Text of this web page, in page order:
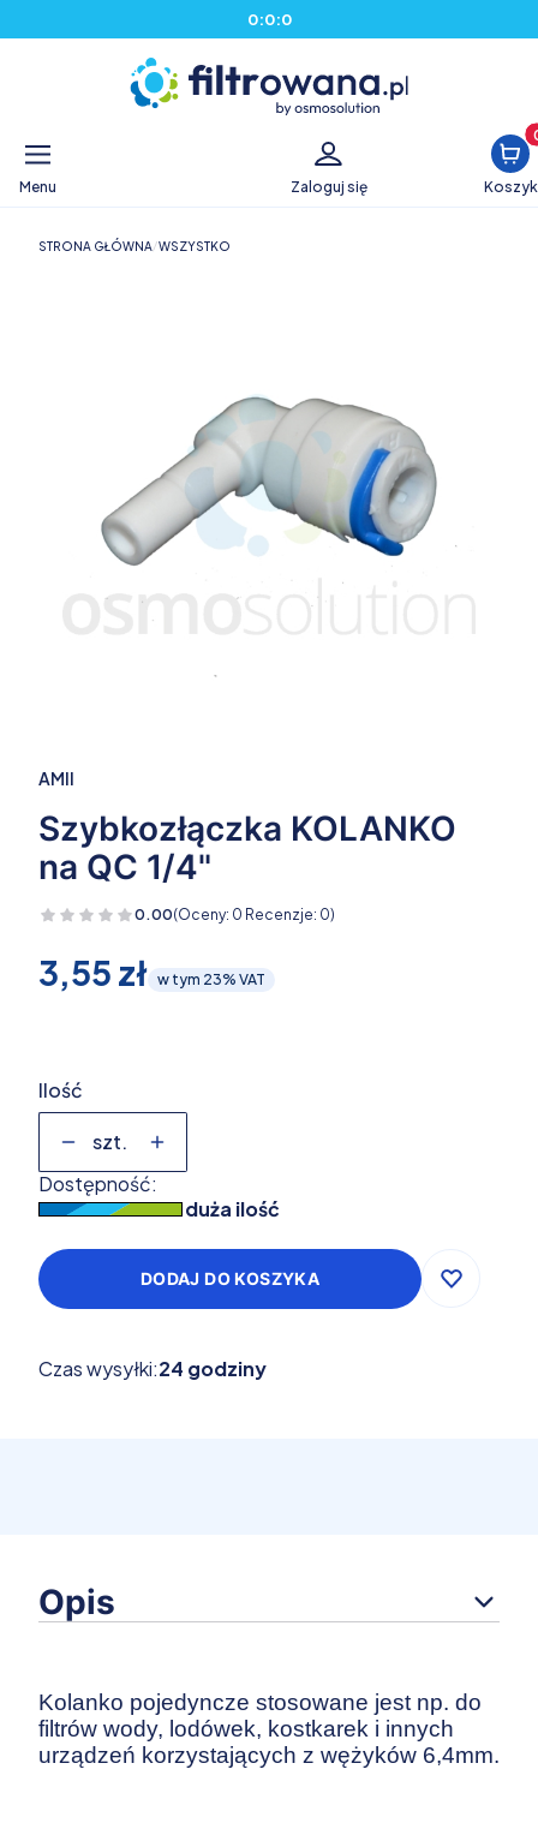
0:0:0
Menu Zaloguj się Koszyk
STRONA GŁÓWNA WSZYSTKO
AMII
Szybkozłączka KOLANKO
na QC 1/4"
0.00(Oceny: 0 Recenzje: 0)
Cena
3,55 zł w tym 23% VAT
w tym 23% VAT
Ilość
szt.
Dostępność:
duża ilość
DODAJ DO KOSZYKA
Czas wysyłki:24 godziny
Opis
Kolanko pojedyncze stosowane jest np. do
filtrów wody, lodówek, kostkarek i innych
urządzeń korzystających z wężyków 6,4mm.